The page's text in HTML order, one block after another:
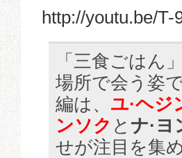
http://youtu.be/T-
「三食ごはん
場所で会う姿
編は、 ユ·ヘジ
ンソク と ナ·ヨ
せが注目を集